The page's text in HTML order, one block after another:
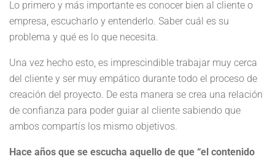
Lo primero y más importante es conocer bien al cliente o
empresa, escucharlo y entenderlo. Saber cuál es su
problema y qué es lo que necesita.
Una vez hecho esto, es imprescindible trabajar muy cerca
del cliente y ser muy empático durante todo el proceso de
creación del proyecto. De esta manera se crea una relación
de confianza para poder guiar al cliente sabiendo que
ambos compartís los mismo objetivos.
Hace años que se escucha aquello de que “el contenido